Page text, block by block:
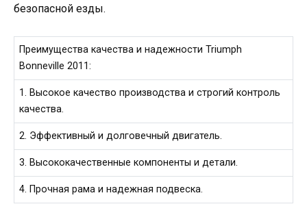
безопасной езды.
Преимущества качества и надежности Triumph
Bonneville 2011:
1. Высокое качество производства и строгий контроль
качества.
2. Эффективный и долговечный двигатель.
3. Высококачественные компоненты и детали.
4. Прочная рама и надежная подвеска.